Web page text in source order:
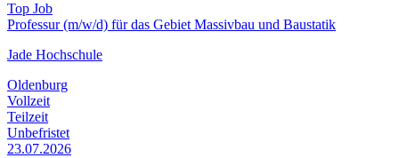
Top Job
Professur (m/w/d) für das Gebiet Massivbau und Baustatik
Jade Hochschule
Oldenburg
Vollzeit
Teilzeit
Unbefristet
23.07.2026